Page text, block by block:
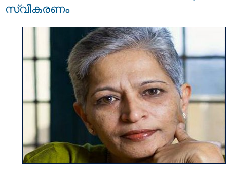
സ്വീകരണം